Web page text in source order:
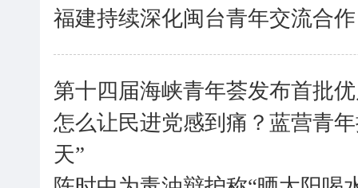
福建持续深化闽台青年交流合作
第十四届海峡青年荟发布首批
怎么让民进党感到痛？蓝营青
天”